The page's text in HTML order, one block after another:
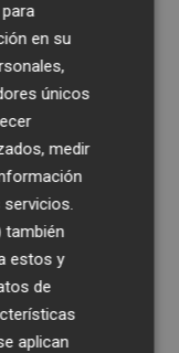
Trofeu Taronja de
de
en su
únicos
medir
servicios.
también
estos y
de
aplican